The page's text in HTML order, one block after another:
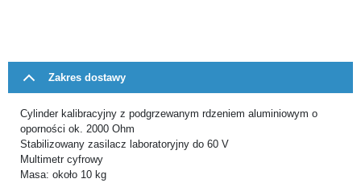
Zakres dostawy
Cylinder kalibracyjny z podgrzewanym rdzeniem aluminiowym o
oporności ok. 2000 Ohm
Stabilizowany zasilacz laboratoryjny do 60 V
Multimetr cyfrowy
Masa: około 10 kg